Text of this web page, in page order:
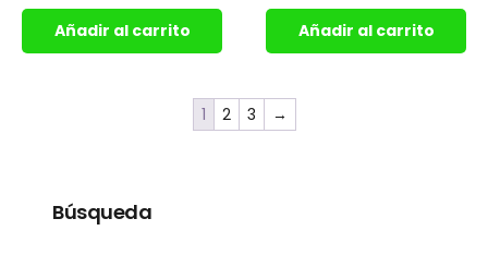
Añadir al carrito Añadir al carrito
1 2 3 →
Búsqueda